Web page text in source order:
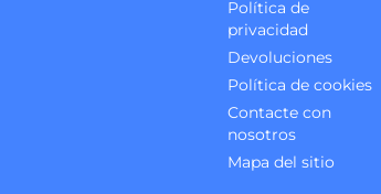
Política de
privacidad
Devoluciones
Política de cookies
Contacte con
nosotros
Mapa del sitio